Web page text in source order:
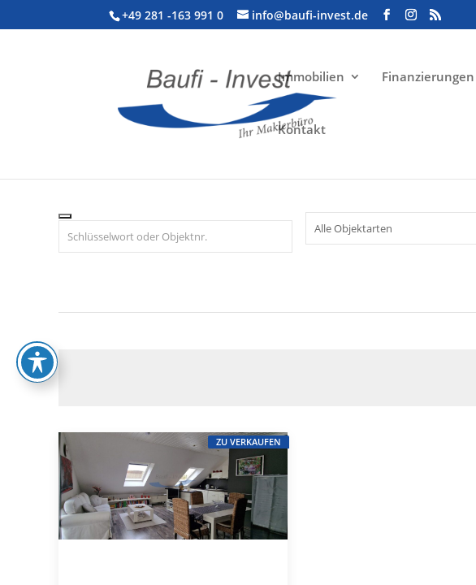
+49 281 -163 991 0 info@baufi-invest.de
Immobilien Finanzierungen
Kontakt
Immobilien in Ossenberg
ZU VERKAUFEN